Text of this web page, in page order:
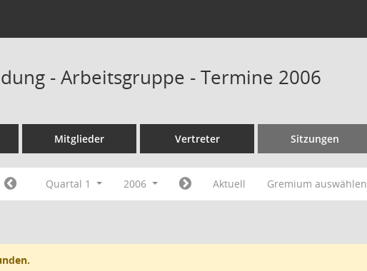
- Arbeitsgruppe - Termine 2006
Mitglieder Vertreter Sitzungen
Quartal 1 2006 Aktuell Gremium auswählen